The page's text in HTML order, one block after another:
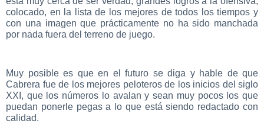
colocado, en la lista de los mejores de todos los tiempos y
con una imagen que prácticamente no ha sido manchada
por nada fuera del terreno de juego.
Muy posible es que en el futuro se diga y hable de que
Cabrera fue de los mejores peloteros de los inicios del siglo
XXI, que los números lo avalan y sean muy pocos los que
puedan ponerle pegas a lo que está siendo redactado con
calidad.